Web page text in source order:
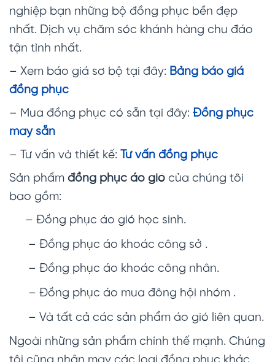
nghiệp bạn những bộ đồng phục bền đẹp
nhất. Dịch vụ chăm sóc khánh hàng chu đáo
tận tình nhất.
– Xem báo giá sơ bộ tại đây: Bảng báo giá
đồng phục
– Mua đồng phục có sẵn tại đây: Đồng phục
may sẵn
– Tư vấn và thiết kế: Tư vấn đồng phục
Sản phẩm đồng phục áo gió của chúng tôi
bao gồm:
– Đồng phục áo gió học sinh.
– Đồng phục áo khoác công sở .
– Đồng phục áo khoác công nhân.
– Đồng phục áo mua đông hội nhóm .
– Và tất cả các sản phẩm áo gió liên quan.
Ngoài những sản phẩm chính thế mạnh. Chúng